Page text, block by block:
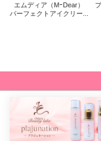
エムディア（MｰDear）
パーフェクトアイクリー...